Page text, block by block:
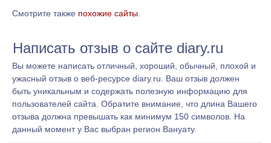
Смотрите также похожие сайты.
Написать отзыв о сайте diary.ru
Вы можете написать отличный, хороший, обычный, плохой и
ужасный отзыв о веб-ресурсе diary.ru. Ваш отзыв должен
быть уникальным и содержать полезную информацию для
пользователей сайта. Обратите внимание, что длина Вашего
отзыва должна превышать как минимум 150 символов. На
данный момент у Вас выбран регион Вануату.